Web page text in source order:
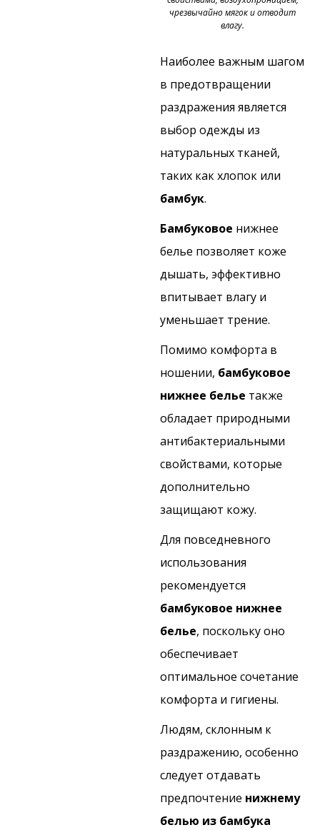
чрезвычайно мягок и отводит
влагу.
Наиболее важным шагом
в предотвращении
раздражения является
выбор одежды из
натуральных тканей,
таких как хлопок или
бамбук.
Бамбуковое нижнее
белье позволяет коже
дышать, эффективно
впитывает влагу и
уменьшает трение.
Помимо комфорта в
ношении, бамбуковое
нижнее белье также
обладает природными
антибактериальными
свойствами, которые
дополнительно
защищают кожу.
Для повседневного
использования
рекомендуется
бамбуковое нижнее
белье, поскольку оно
обеспечивает
оптимальное сочетание
комфорта и гигиены.
Людям, склонным к
раздражению, особенно
следует отдавать
предпочтение нижнему
белью из бамбука